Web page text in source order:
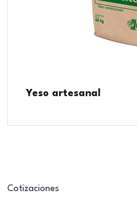
Yeso artesanal
Cotizaciones